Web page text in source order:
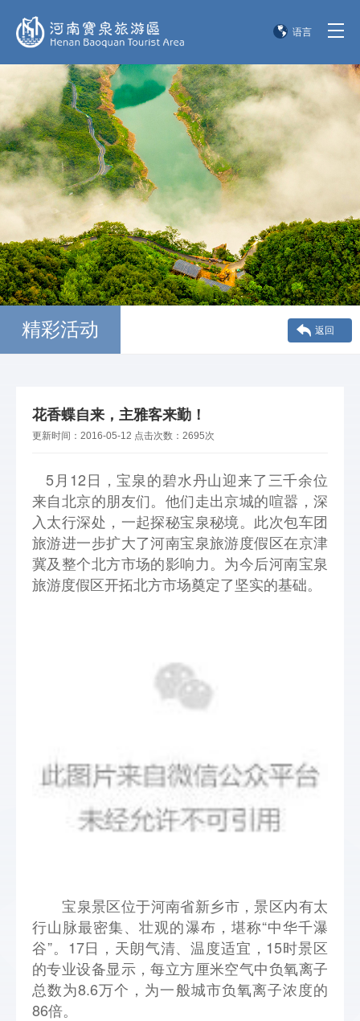
语言
English
한국어
日本語
精彩活动 返回
花香蝶自来，主雅客来勤！
更新时间： 2016-05-12 点击次数： 2695次
5月12日，宝泉的碧水丹山迎来了三千余位
来自北京的朋友们。他们走出京城的喧嚣，深
入太行深处，一起探秘宝泉秘境。此次包车团
旅游进一步扩大了河南宝泉旅游度假区在京津
冀及整个北方市场的影响力。为今后河南宝泉
旅游度假区开拓北方市场奠定了坚实的基础。
宝泉景区位于河南省新乡市，景区内有太
行山脉最密集、壮观的瀑布，堪称“中华千瀑
谷”。17日，天朗气清、温度适宜，15时景区
的专业设备显示，每立方厘米空气中负氧离子
总数为8.6万个，为一般城市负氧离子浓度的
86倍。